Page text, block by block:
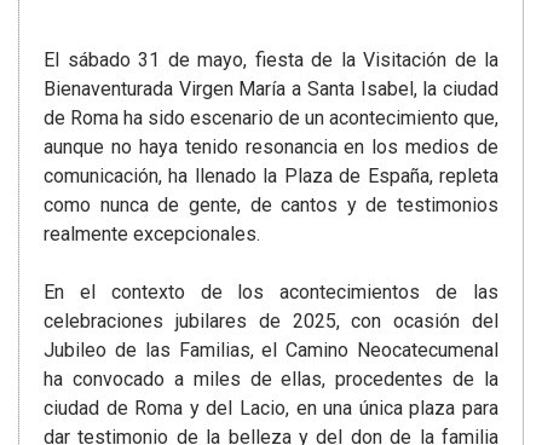
El sábado 31 de mayo, fiesta de la Visitación de la
Bienaventurada Virgen María a Santa Isabel, la ciudad
de Roma ha sido escenario de un acontecimiento que,
aunque no haya tenido resonancia en los medios de
comunicación, ha llenado la Plaza de España, repleta
como nunca de gente, de cantos y de testimonios
realmente excepcionales.
En el contexto de los acontecimientos de las
celebraciones jubilares de 2025, con ocasión del
Jubileo de las Familias, el Camino Neocatecumenal
ha convocado a miles de ellas, procedentes de la
ciudad de Roma y del Lacio, en una única plaza para
dar testimonio de la belleza y del don de la familia